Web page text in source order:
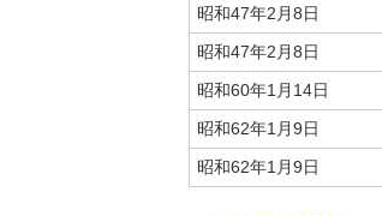
昭和47年2月8日
昭和47年2月8日
昭和60年1月14日
昭和62年1月9日
昭和62年1月9日